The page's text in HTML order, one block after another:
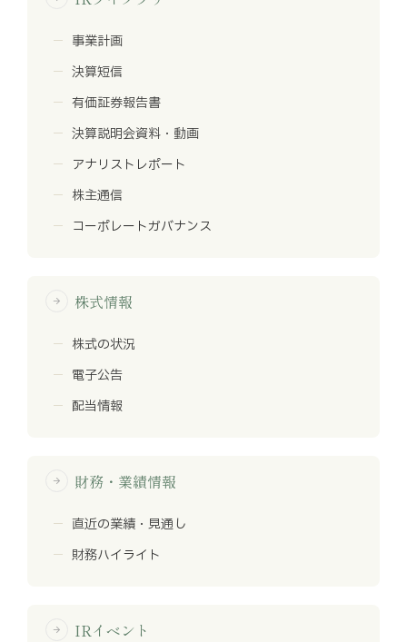
事業計画
決算短信
有価証券報告書
決算説明会資料・動画
アナリストレポート
株主通信
コーポレートガバナンス
arrow_forward 株式情報
株式の状況
電子公告
配当情報
arrow_forward 財務・業績情報
直近の業績・見通し
財務ハイライト
arrow_forward IRイベント